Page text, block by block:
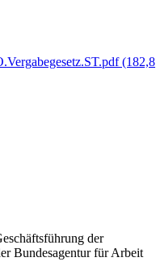
(182,8
der
Bundesagentur für Arbeit